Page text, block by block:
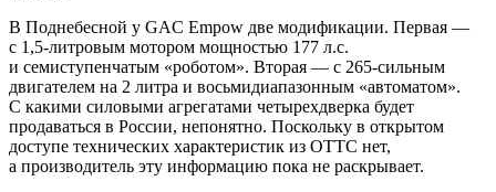
В Поднебесной у GAC Empow две модификации. Первая —
с 1,5-литровым мотором мощностью 177 л.с.
и семиступенчатым «роботом». Вторая — с 265-сильным
двигателем на 2 литра и восьмидиапазонным «автоматом».
С какими силовыми агрегатами четырехдверка будет
продаваться в России, непонятно. Поскольку в открытом
доступе технических характеристик из ОТТС нет,
а производитель эту информацию пока не раскрывает.